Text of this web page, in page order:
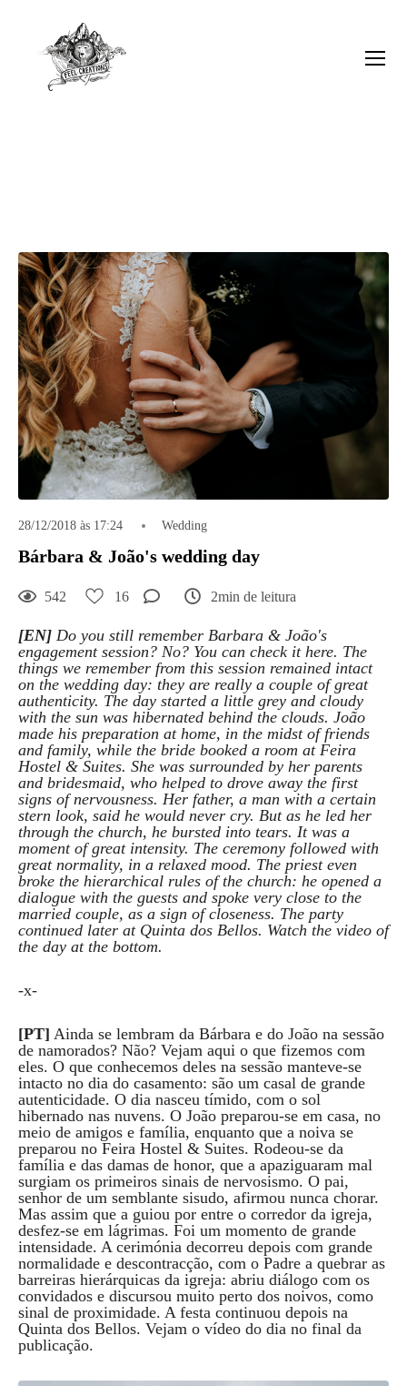
28/12/2018 às 17:24 Wedding
Bárbara & João's wedding day
542 16 2min de leitura
[EN] Do you still remember Barbara & João's
engagement session? No? You can check it here. The
things we remember from this session remained intact
on the wedding day: they are really a couple of great
authenticity. The day started a little grey and cloudy
with the sun was hibernated behind the clouds. João
made his preparation at home, in the midst of friends
and family, while the bride booked a room at Feira
Hostel & Suites. She was surrounded by her parents
and bridesmaid, who helped to drove away the first
signs of nervousness. Her father, a man with a certain
stern look, said he would never cry. But as he led her
through the church, he bursted into tears. It was a
moment of great intensity. The ceremony followed with
great normality, in a relaxed mood. The priest even
broke the hierarchical rules of the church: he opened a
dialogue with the guests and spoke very close to the
married couple, as a sign of closeness. The party
continued later at Quinta dos Bellos. Watch the video of
the day at the bottom.
-x-
[PT] Ainda se lembram da Bárbara e do João na sessão
de namorados? Não? Vejam aqui o que fizemos com
eles. O que conhecemos deles na sessão manteve-se
intacto no dia do casamento: são um casal de grande
autenticidade. O dia nasceu tímido, com o sol
hibernado nas nuvens. O João preparou-se em casa, no
meio de amigos e família, enquanto que a noiva se
preparou no Feira Hostel & Suites. Rodeou-se da
família e das damas de honor, que a apaziguaram mal
surgiam os primeiros sinais de nervosismo. O pai,
senhor de um semblante sisudo, afirmou nunca chorar.
Mas assim que a guiou por entre o corredor da igreja,
desfez-se em lágrimas. Foi um momento de grande
intensidade. A cerimónia decorreu depois com grande
normalidade e descontracção, com o Padre a quebrar as
barreiras hierárquicas da igreja: abriu diálogo com os
convidados e discursou muito perto dos noivos, como
sinal de proximidade. A festa continuou depois na
Quinta dos Bellos. Vejam o vídeo do dia no final da
publicação.